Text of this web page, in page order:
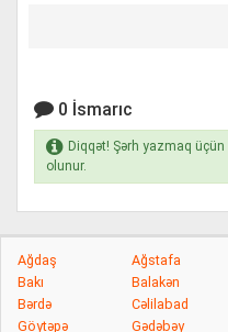
0 İsmarıc
Diqqət! Şərh yazmaq üçün
olunur.
Ağdaş Ağstafa
Bakı
Balakən
Bərdə
Cəlilabad
Göytəpə
Gədəbəy